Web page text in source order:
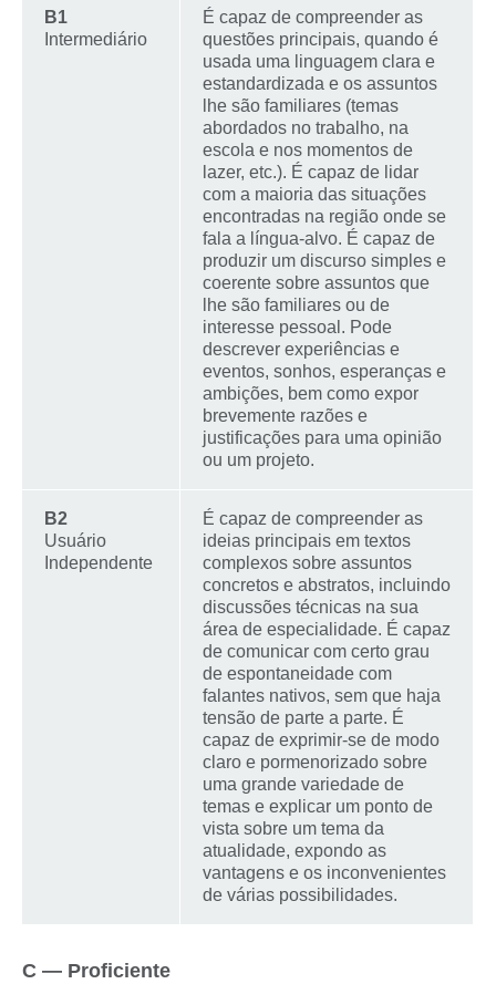
B1
Intermediário
É capaz de compreender as
questões principais, quando é
usada uma linguagem clara e
estandardizada e os assuntos
lhe são familiares (temas
abordados no trabalho, na
escola e nos momentos de
lazer, etc.). É capaz de lidar
com a maioria das situações
encontradas na região onde se
fala a língua-alvo. É capaz de
produzir um discurso simples e
coerente sobre assuntos que
lhe são familiares ou de
interesse pessoal. Pode
descrever experiências e
eventos, sonhos, esperanças e
ambições, bem como expor
brevemente razões e
justificações para uma opinião
ou um projeto.
B2
Usuário
Independente
É capaz de compreender as
ideias principais em textos
complexos sobre assuntos
concretos e abstratos, incluindo
discussões técnicas na sua
área de especialidade. É capaz
de comunicar com certo grau
de espontaneidade com
falantes nativos, sem que haja
tensão de parte a parte. É
capaz de exprimir-se de modo
claro e pormenorizado sobre
uma grande variedade de
temas e explicar um ponto de
vista sobre um tema da
atualidade, expondo as
vantagens e os inconvenientes
de várias possibilidades.
C — Proficiente